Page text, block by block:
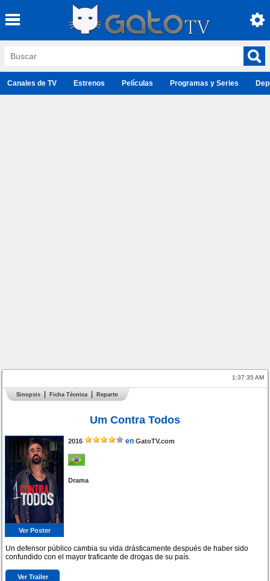
Canales de TV Estrenos Películas Programas y Series
1:37:35 AM
Sinopsis Ficha Técnica Reparto
Um Contra Todos
Ver Poster
2016 en GatoTV.com
Drama
Un defensor público cambia su vida drásticamente después de haber sido
confundido con el mayor traficante de drogas de su país.
Ver Trailer